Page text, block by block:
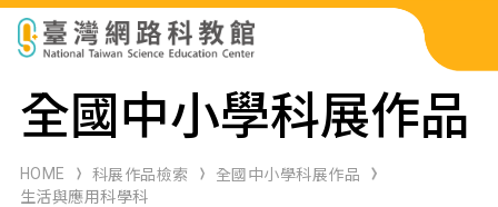
科展作品檢索
科學研習月刊
全國中小學科展作品
HOME 科展作品檢索
全國中小學科展作品
生活與應用科學科